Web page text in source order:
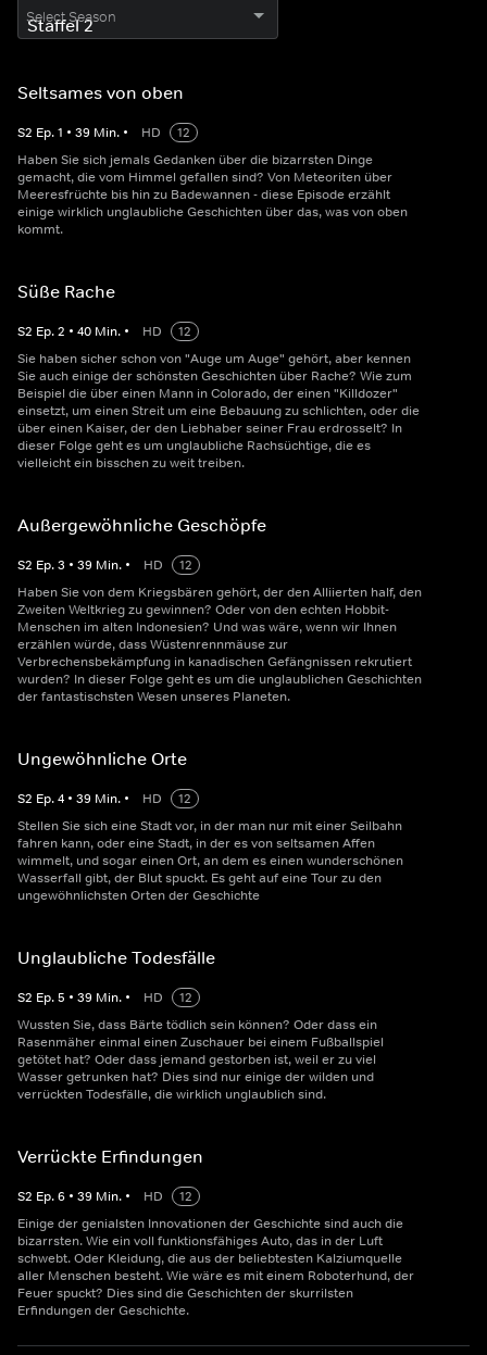
Select Season
Seltsames von oben
S2 Ep.1 • 39 Min. • HD
12
Haben Sie sich jemals Gedanken über die bizarrsten Dinge
gemacht, die vom Himmel gefallen sind? Von Meteoriten über
Meeresfrüchte bis hin zu Badewannen - diese Episode erzählt
einige wirklich unglaubliche Geschichten über das, was von oben
kommt.
Süße Rache
S2 Ep.2 • 40 Min. • HD
12
Sie haben sicher schon von "Auge um Auge" gehört, aber kennen
Sie auch einige der schönsten Geschichten über Rache? Wie zum
Beispiel die über einen Mann in Colorado, der einen "Killdozer"
einsetzt, um einen Streit um eine Bebauung zu schlichten, oder die
über einen Kaiser, der den Liebhaber seiner Frau erdrosselt? In
dieser Folge geht es um unglaubliche Rachsüchtige, die es
vielleicht ein bisschen zu weit treiben.
Außergewöhnliche Geschöpfe
S2 Ep.3 • 39 Min. • HD
12
Haben Sie von dem Kriegsbären gehört, der den Alliierten half, den
Zweiten Weltkrieg zu gewinnen? Oder von den echten Hobbit-
Menschen im alten Indonesien? Und was wäre, wenn wir Ihnen
erzählen würde, dass Wüstenrennmäuse zur
Verbrechensbekämpfung in kanadischen Gefängnissen rekrutiert
wurden? In dieser Folge geht es um die unglaublichen Geschichten
der fantastischsten Wesen unseres Planeten.
Ungewöhnliche Orte
S2 Ep.4 • 39 Min. • HD
12
Stellen Sie sich eine Stadt vor, in der man nur mit einer Seilbahn
fahren kann, oder eine Stadt, in der es von seltsamen Affen
wimmelt, und sogar einen Ort, an dem es einen wunderschönen
Wasserfall gibt, der Blut spuckt. Es geht auf eine Tour zu den
ungewöhnlichsten Orten der Geschichte
Unglaubliche Todesfälle
S2 Ep.5 • 39 Min. • HD
12
Wussten Sie, dass Bärte tödlich sein können? Oder dass ein
Rasenmäher einmal einen Zuschauer bei einem Fußballspiel
getötet hat? Oder dass jemand gestorben ist, weil er zu viel
Wasser getrunken hat? Dies sind nur einige der wilden und
verrückten Todesfälle, die wirklich unglaublich sind.
Verrückte Erfindungen
S2 Ep.6 • 39 Min. • HD
12
Einige der genialsten Innovationen der Geschichte sind auch die
bizarrsten. Wie ein voll funktionsfähiges Auto, das in der Luft
schwebt. Oder Kleidung, die aus der beliebtesten Kalziumquelle
aller Menschen besteht. Wie wäre es mit einem Roboterhund, der
Feuer spuckt? Dies sind die Geschichten der skurrilsten
Erfindungen der Geschichte.